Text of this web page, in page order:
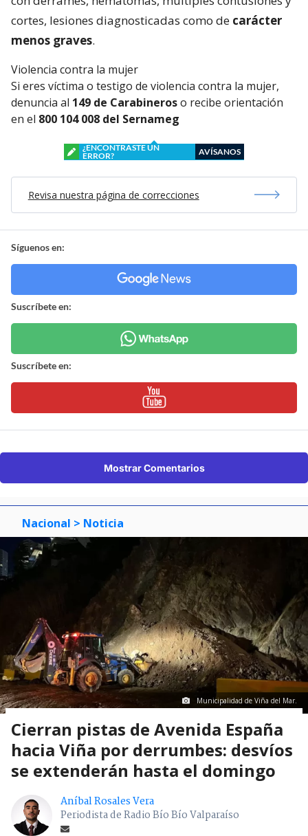
cortes, lesiones diagnosticadas como de carácter
menos graves.
Violencia contra la mujer
Si eres víctima o testigo de violencia contra la mujer,
denuncia al 149 de Carabineroso recibe orientación
en el 800 104 008 del Sernameg
¿ENCONTRASTE UN
ERROR?
AVÍSANOS
Revisa nuestra página de correcciones
Síguenos en:
Suscríbete en:
Suscríbete en:
Mostrar Comentarios
Nacional > Noticia
Municipalidad de Viña del Mar.
Cierran pistas de Avenida España
hacia Viña por derrumbes: desvíos
se extenderán hasta el domingo
Aníbal Rosales Vera
Periodista de Radio Bío Bío Valparaíso